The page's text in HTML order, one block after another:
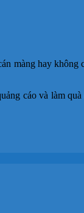
màng hay không
cáo và làm